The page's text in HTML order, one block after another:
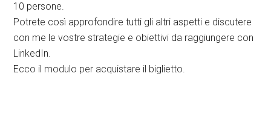
10 persone.
Potrete così approfondire tutti gli altri aspetti e discutere
con me le vostre strategie e obiettivi da raggiungere con
LinkedIn.
Ecco il modulo per acquistare il biglietto.